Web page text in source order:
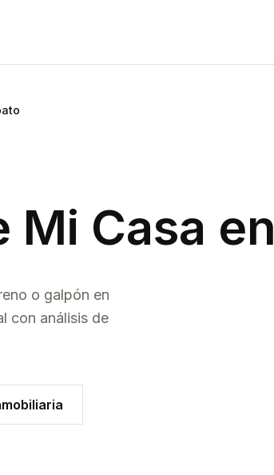
Mi Casa en
o galpón en
con análisis de